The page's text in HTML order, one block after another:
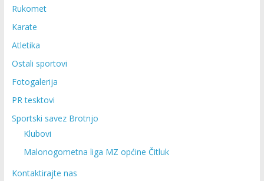
Rukomet
Karate
Atletika
Ostali sportovi
Fotogalerija
PR tesktovi
Sportski savez Brotnjo
Klubovi
Malonogometna liga MZ općine Čitluk
Kontaktirajte nas